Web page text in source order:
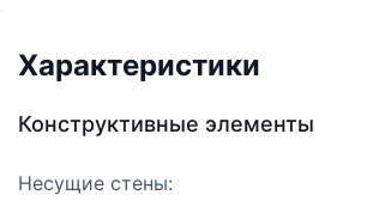
Характеристики
Конструктивные элементы
Несущие стены: